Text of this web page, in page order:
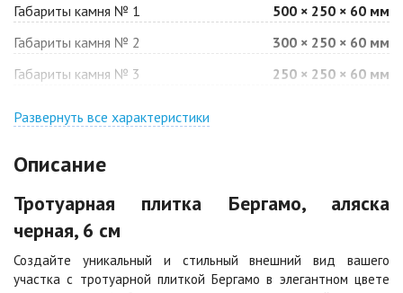
Барселона
Цена по запросу
Белая
Цена по запросу
Цена по запросу
Цена по запросу Цена по запросу
Каир
Цена по запросу
Кармен
Цена по запросу
Габариты камня № 1
500 × 250 × 60 мм
Габариты камня № 2
300 × 250 × 60 мм
Габариты камня № 3
250 × 250 × 60 мм
Развернуть все характеристики
Описание
Тротуарная плитка Бергамо, аляска
черная, 6 см
Создайте уникальный и стильный внешний вид вашего
участка с тротуарной плиткой Бергамо в элегантном цвете